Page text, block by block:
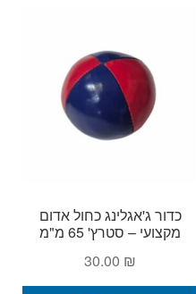
כדור ג'אגלינג כחול אדום
מקצועי – סטרץ' 65 מ"מ
30.00 ₪